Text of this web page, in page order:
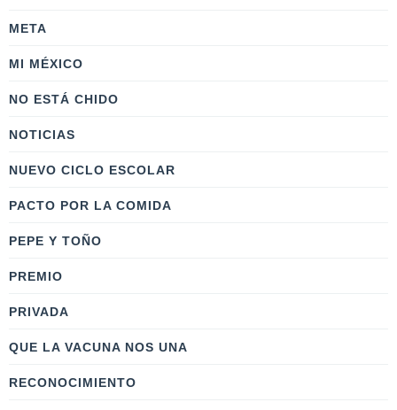
META
MI MÉXICO
NO ESTÁ CHIDO
NOTICIAS
NUEVO CICLO ESCOLAR
PACTO POR LA COMIDA
PEPE Y TOÑO
PREMIO
PRIVADA
QUE LA VACUNA NOS UNA
RECONOCIMIENTO